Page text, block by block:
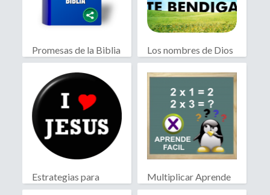
Promesas de la Biblia Los nombres de Dios
Estrategias para
Evangelizar
Multiplicar Aprende
Facil